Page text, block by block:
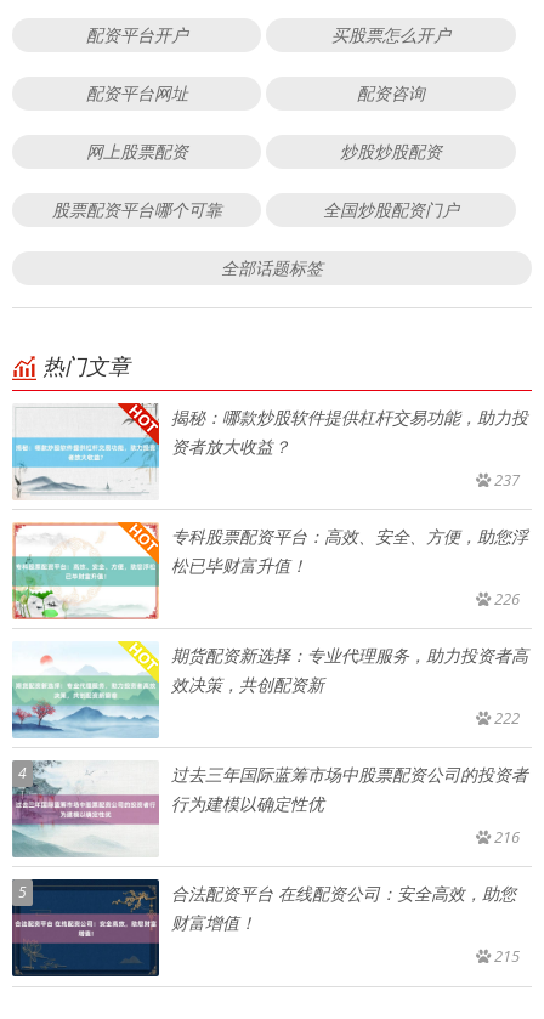
配资平台开户 买股票怎么开户
配资平台网址 配资咨询
网上股票配资 炒股炒股配资
股票配资平台哪个可靠 全国炒股配资门户
全部话题标签
热门文章
揭秘：哪款炒股软件提供杠杆交易功能，助力投
资者放大收益？
237
专科股票配资平台：高效、安全、方便，助您浮
松已毕财富升值！
226
期货配资新选择：专业代理服务，助力投资者高
效决策，共创配资新
222
4
过去三年国际蓝筹市场中股票配资公司的投资者
行为建模以确定性优
216
5
合法配资平台 在线配资公司：安全高效，助您
财富增值！
215